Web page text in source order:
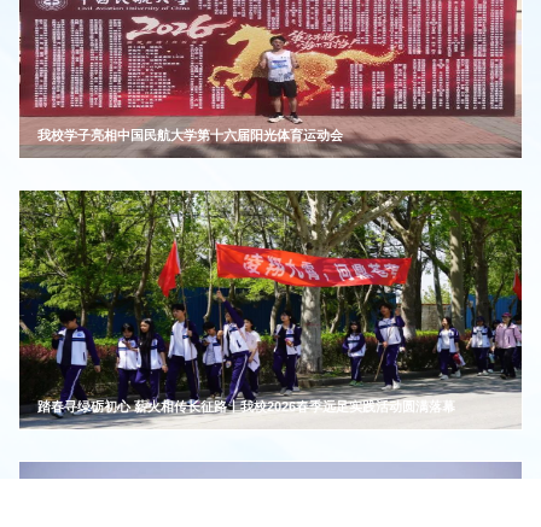
我校学子亮相中国民航大学第十六届阳光体育运动会
踏春寻绿砺初心 薪火相传长征路丨我校2026春季远足实践活动圆满落幕